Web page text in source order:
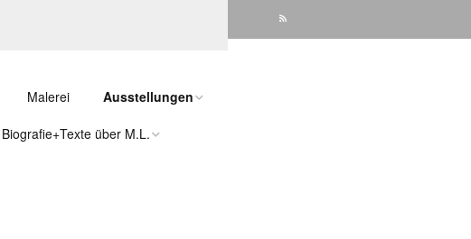
Malerei Ausstellungen
Landkreisgalerie Passau
Biografie+Texte über M.L.